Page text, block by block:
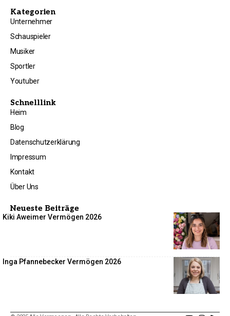
Kategorien
Unternehmer
Schauspieler
Musiker
Sportler
Youtuber
Schnelllink
Heim
Blog
Datenschutzerklärung
Impressum
Kontakt
Über Uns
Neueste Beiträge
Kiki Aweimer Vermögen 2026
Inga Pfannebecker Vermögen 2026